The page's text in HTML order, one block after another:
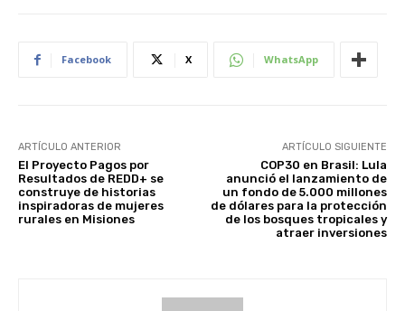
Facebook X WhatsApp
ARTÍCULO ANTERIOR
El Proyecto Pagos por
Resultados de REDD+ se
construye de historias
inspiradoras de mujeres
rurales en Misiones
ARTÍCULO SIGUIENTE
COP30 en Brasil: Lula
anunció el lanzamiento de
un fondo de 5.000 millones
de dólares para la protección
de los bosques tropicales y
atraer inversiones